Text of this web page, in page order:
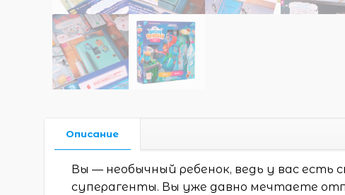
Описание
Вы — необычный ребенок, ведь у вас есть
суперагенты. Вы уже давно мечтаете